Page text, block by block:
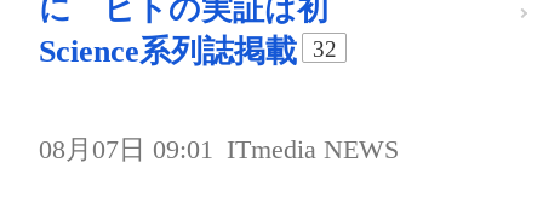
に ヒトの実証は初
Science系列誌掲載
32
08月07日 09:01 ITmedia NEWS